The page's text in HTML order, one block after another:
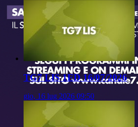
TG7 LIS 1ED 16/07/2026
gio, 16 lug 2026 09:50